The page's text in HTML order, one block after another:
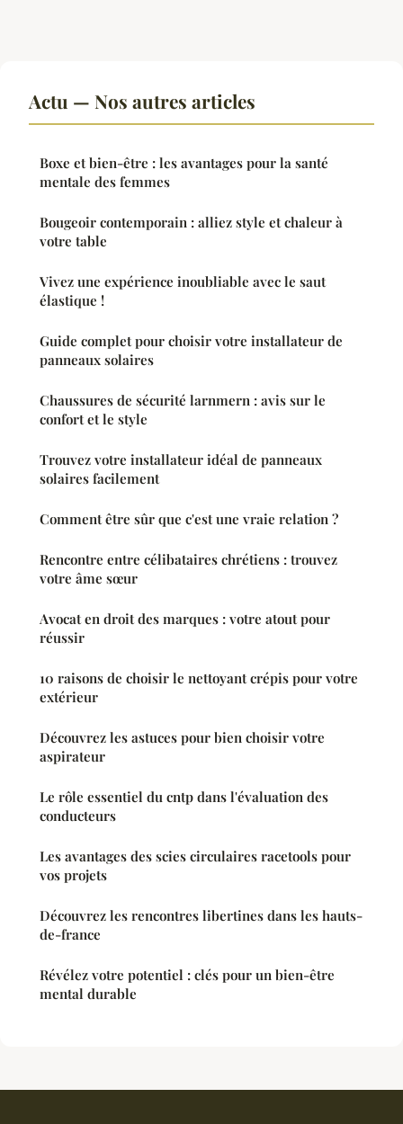
Actu — Nos autres articles
Boxe et bien-être : les avantages pour la santé
mentale des femmes
Bougeoir contemporain : alliez style et chaleur à
votre table
Vivez une expérience inoubliable avec le saut
élastique !
Guide complet pour choisir votre installateur de
panneaux solaires
Chaussures de sécurité larnmern : avis sur le
confort et le style
Trouvez votre installateur idéal de panneaux
solaires facilement
Comment être sûr que c'est une vraie relation ?
Rencontre entre célibataires chrétiens : trouvez
votre âme sœur
Avocat en droit des marques : votre atout pour
réussir
10 raisons de choisir le nettoyant crépis pour votre
extérieur
Découvrez les astuces pour bien choisir votre
aspirateur
Le rôle essentiel du cntp dans l'évaluation des
conducteurs
Les avantages des scies circulaires racetools pour
vos projets
Découvrez les rencontres libertines dans les hauts-
de-france
Révélez votre potentiel : clés pour un bien-être
mental durable